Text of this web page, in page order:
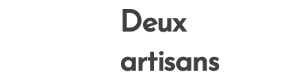
Deux
artisans